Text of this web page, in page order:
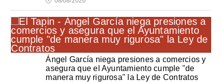
Ángel García niega presiones a comercios y
asegura que el Ayuntamiento cumple "de
manera muy rigurosa" la Ley de Contratos